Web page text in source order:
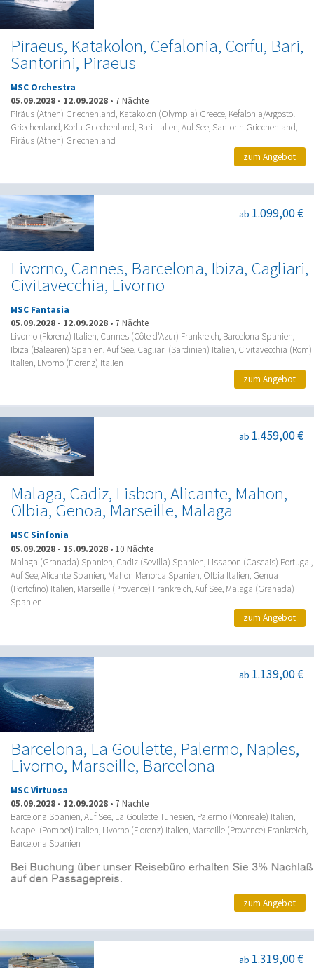
Piraeus, Katakolon, Cefalonia, Corfu, Bari,
Santorini, Piraeus
MSC Orchestra
05.09.2028 - 12.09.2028 • 7 Nächte
Piräus (Athen) Griechenland, Katakolon (Olympia) Greece, Kefalonia/Argostoli
Griechenland, Korfu Griechenland, Bari Italien, Auf See, Santorin Griechenland,
Piräus (Athen) Griechenland
zum Angebot
Livorno, Cannes, Barcelona, Ibiza, Cagliari,
Civitavecchia, Livorno
ab 1.099,00 €
MSC Fantasia
05.09.2028 - 12.09.2028 • 7 Nächte
Livorno (Florenz) Italien, Cannes (Côte d'Azur) Frankreich, Barcelona Spanien,
Ibiza (Balearen) Spanien, Auf See, Cagliari (Sardinien) Italien, Civitavecchia (Rom)
Italien, Livorno (Florenz) Italien
zum Angebot
Malaga, Cadiz, Lisbon, Alicante, Mahon,
Olbia, Genoa, Marseille, Malaga
ab 1.459,00 €
MSC Sinfonia
05.09.2028 - 15.09.2028 • 10 Nächte
Malaga (Granada) Spanien, Cadiz (Sevilla) Spanien, Lissabon (Cascais) Portugal,
Auf See, Alicante Spanien, Mahon Menorca Spanien, Olbia Italien, Genua
(Portofino) Italien, Marseille (Provence) Frankreich, Auf See, Malaga (Granada)
Spanien
zum Angebot
Barcelona, La Goulette, Palermo, Naples,
Livorno, Marseille, Barcelona
ab 1.139,00 €
MSC Virtuosa
05.09.2028 - 12.09.2028 • 7 Nächte
Barcelona Spanien, Auf See, La Goulette Tunesien, Palermo (Monreale) Italien,
Neapel (Pompei) Italien, Livorno (Florenz) Italien, Marseille (Provence) Frankreich,
Barcelona Spanien
zum Angebot
ab 1.319,00 €